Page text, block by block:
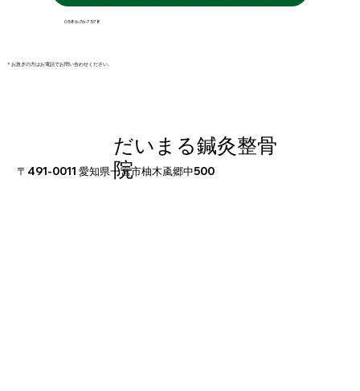
0586-76-7578
​＊お急ぎの方はお電話でお問い合わせください。
だいまる鍼灸整骨
院
〒491-0011 愛知県一宮市柚木颪郷中500